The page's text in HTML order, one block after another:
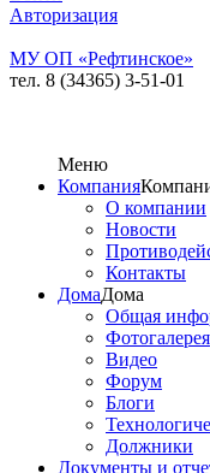
Авторизация
МУ ОП «Рефтинское»
тел. 8 (34365) 3-51-01
Меню
Компания
О компании
Новости
Контакты
ДомаДома
Общая
Фотогалерея
Видео
Форум
Блоги
Должники
Документы и